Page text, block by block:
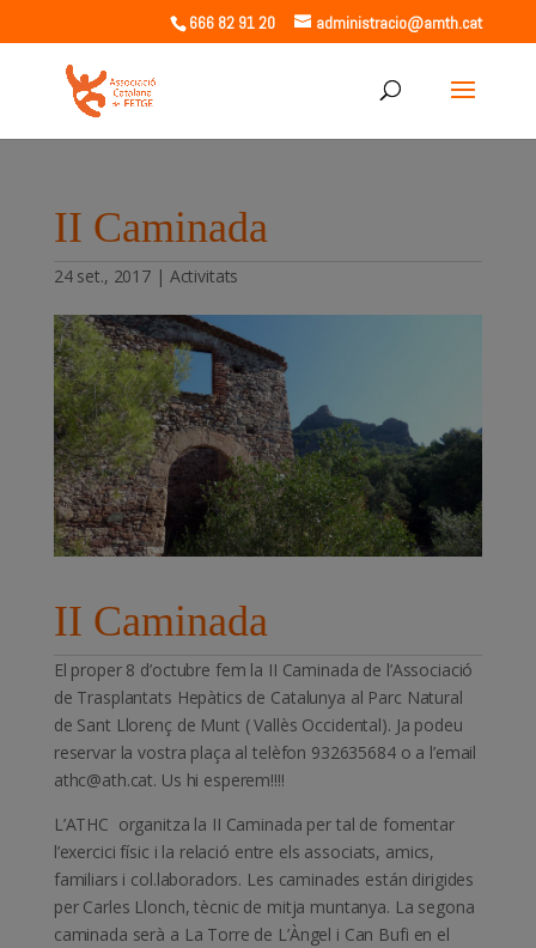
666 82 91 20 administracio@amth.cat
II Caminada
24 set., 2017 | Activitats
II Caminada
El proper 8 d’octubre fem la II Caminada de l’Associació
de Trasplantats Hepàtics de Catalunya al Parc Natural
de Sant Llorenç de Munt ( Vallès Occidental). Ja podeu
reservar la vostra plaça al telèfon 932635684 o a l’email
athc@ath.cat. Us hi esperem!!!!
L’ATHC organitza la II Caminada per tal de fomentar
l’exercici físic i la relació entre els associats, amics,
familiars i col.laboradors. Les caminades están dirigides
per Carles Llonch, tècnic de mitja muntanya. La segona
caminada serà a La Torre de L’Àngel i Can Bufi en el